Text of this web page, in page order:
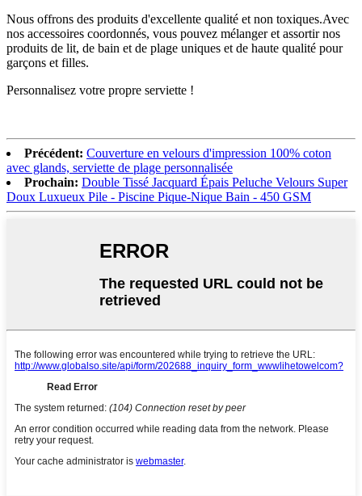
Nous offrons des produits d'excellente qualité et non toxiques.Avec
nos accessoires coordonnés, vous pouvez mélanger et assortir nos
produits de lit, de bain et de plage uniques et de haute qualité pour
garçons et filles.
Personnalisez votre propre serviette !
Précédent: Couverture en velours d'impression 100% coton
avec glands, serviette de plage personnalisée
Prochain: Double Tissé Jacquard Épais Peluche Velours Super
Doux Luxueux Pile - Piscine Pique-Nique Bain - 450 GSM